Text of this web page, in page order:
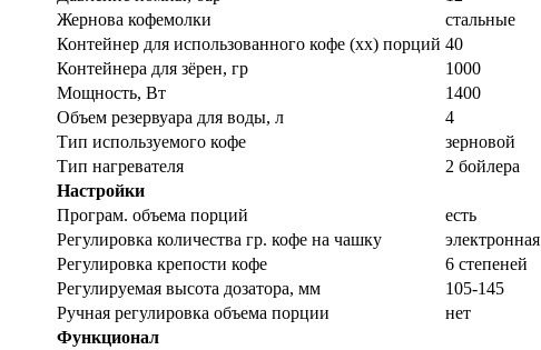
Жернова кофемолки
стальные
Контейнер для использованного кофе (хх) порций 40
Контейнера для зёрен, гр
1000
Мощность, Вт
1400
Объем резервуара для воды, л
4
Тип используемого кофе
зерновой
Тип нагревателя
2 бойлера
Настройки
Програм. объема порций
есть
Регулировка количества гр. кофе на чашку
электронная
Регулировка крепости кофе
6 степеней
Регулируемая высота дозатора, мм
105-145
Ручная регулировка объема порции
нет
Функционал